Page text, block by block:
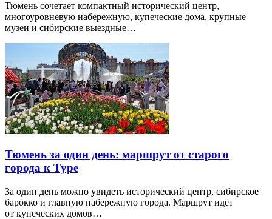
Тюмень сочетает компактный исторический центр,
многоуровневую набережную, купеческие дома, крупные
музеи и сибирские выездные…
Тюмень за один день: маршрут от старого
города к Туре
За один день можно увидеть исторический центр, сибирское
барокко и главную набережную города. Маршрут идёт
от купеческих домов…